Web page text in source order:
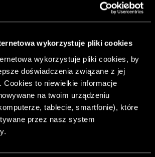
wykorzystuje pliki cookies
wykorzystuje pliki cookies, by
doświadczenia związane z jej
Cookies to niewielkie informacje
na twoim urządzeniu
tablecie, smartfonie), które
przez nasz system
& Living 40.
„Dom bardziej
Twój. Odważ się
urządzić go